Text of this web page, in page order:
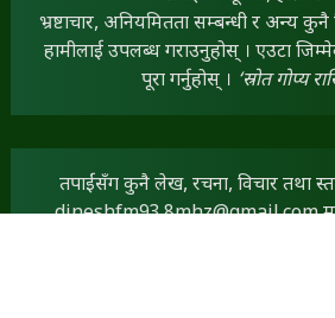
भ्रष्टाचार, अनियमितता सम्बन्धी र अन्य
हामीलाई उपलब्ध गराउनुहोस् । एउटा
पूरा गर्नुहोस् । ‘स्रोत गोप्य
तपाईंसँग कुनै लेख, रचना, विचार तथा
dineshfm93.8mhz@gmail.com